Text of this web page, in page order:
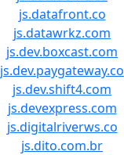
js.datafront.co
js.datawrkz.com
js.dev.boxcast.com
js.dev.paygateway.co
js.dev.shift4.com
js.devexpress.com
js.digitalriverws.co
js.dito.com.br